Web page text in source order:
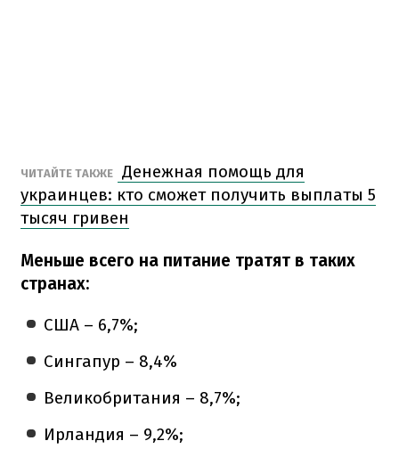
ЧИТАЙТЕ ТАКЖЕ
Денежная помощь для
украинцев: кто сможет получить выплаты 5
тысяч гривен
Меньше всего на питание тратят в таких
странах:
США – 6,7%;
Сингапур – 8,4%
Великобритания – 8,7%;
Ирландия – 9,2%;